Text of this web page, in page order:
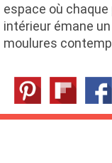
espace où
intérieur émane
moulures